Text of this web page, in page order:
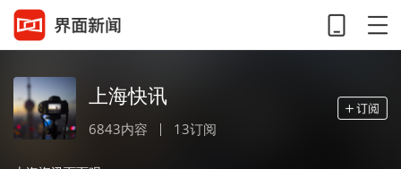
上海快讯
6843内容 13订阅